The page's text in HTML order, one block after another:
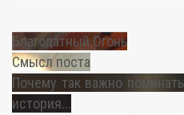
Благодатный Огонь
Смысл поста
Почему так важно
история...